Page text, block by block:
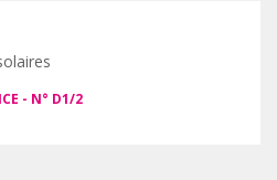
D1/2